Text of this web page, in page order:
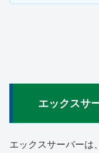
エックスサ
エックスサーバーは